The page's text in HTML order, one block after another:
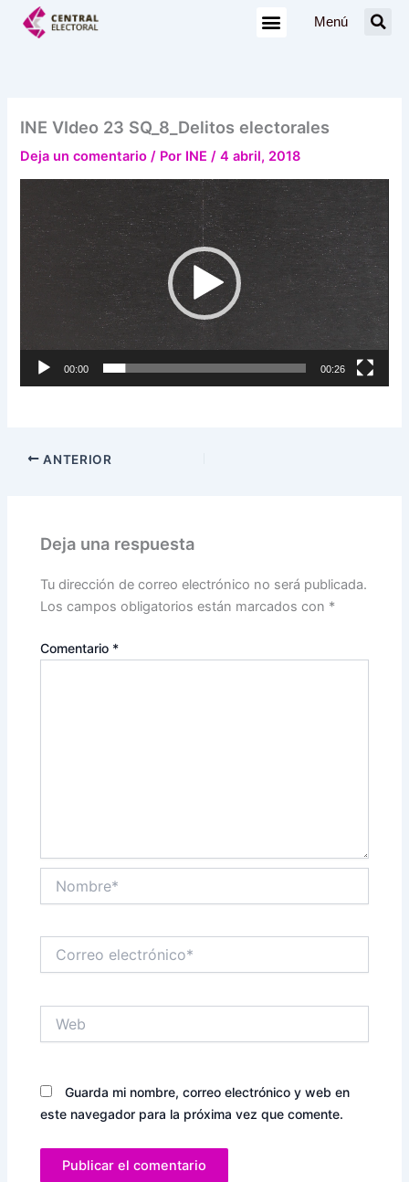
Menú
INE VIdeo 23 SQ_8_Delitos electorales
Deja un comentario / Por INE/4 abril, 2018
Reproductor
de
vídeo
00:00 00:26
ANTERIOR
Deja una respuesta
Tu dirección de correo electrónico no será publicada.
Los campos obligatorios están marcados con *
Comentario *
electrónico*
Guarda mi nombre, correo electrónico y web en
este navegador para la próxima vez que comente.